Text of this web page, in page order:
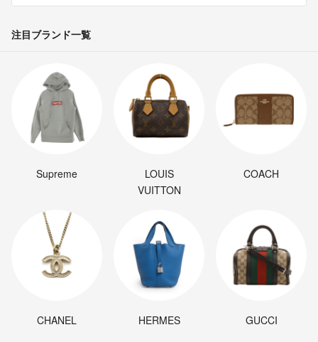
注目ブランド一覧
Supreme
LOUIS
VUITTON
COACH
CHANEL HERMES GUCCI